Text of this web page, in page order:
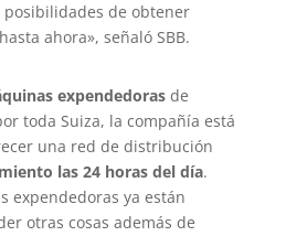
posibilidades de obtener
ahora», señaló SBB.
expendedorasde
toda Suiza, la compañía está
una red de distribución
las 24 horas del día.
expendedoras ya están
otras cosas además de